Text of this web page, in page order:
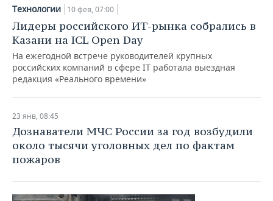
Технологии 10 фев, 07:00
Лидеры российского ИТ-рынка собрались в
Казани на ICL Open Day
На ежегодной встрече руководителей крупных
российских компаний в сфере IT работала выездная
редакция «Реального времени»
23 янв, 08:45
Дознаватели МЧС России за год возбудили
около тысячи уголовных дел по фактам
пожаров